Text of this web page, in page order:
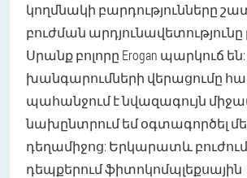
կողմնակի բարդությունները
բուժման արդյունավետությունը
Սրանք բոլորը Erogan պարկուճ
խանգարումների վերացումը
պահանջում է նվազագույն
նախընտրում եմ օգտագործել
դեղամիջոց: Երկարատև
դեպքերում ֆիտոկոմպլեքսային